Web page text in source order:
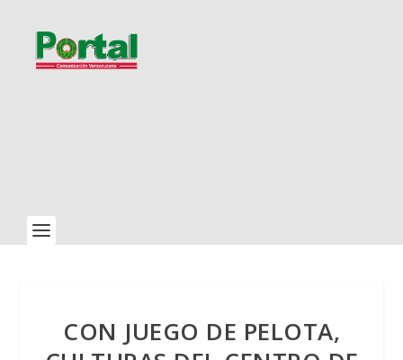
CON JUEGO DE PELOTA,